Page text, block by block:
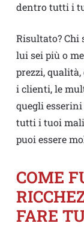
dentro tutti i
Risultato? Chi
lui sei più o
prezzi,
i clienti, le
quegli
tutti i tuoi
puoi essere
COME
FARE